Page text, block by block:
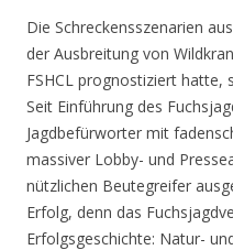
Die Schreckensszenarien
der Ausbreitung von
FSHCL prognostiziert hatte,
Seit Einführung des
Jagdbefürworter mit
massiver Lobby- und
nützlichen Beutegreifer
Erfolg, denn das
Erfolgsgeschichte: Natur-